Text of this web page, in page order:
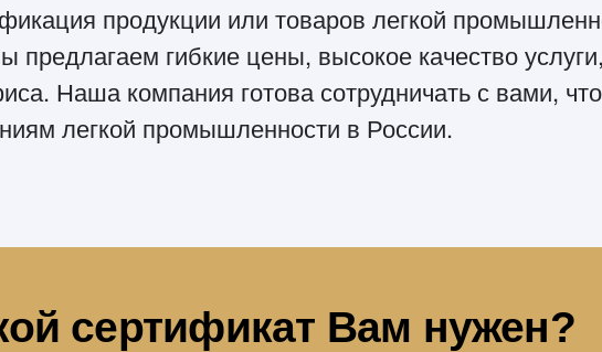
продукции или товаров легкой
гибкие цены, высокое качество
Наша компания готова сотрудничать с вами,
легкой промышленности в России.
сертификат Вам нужен?